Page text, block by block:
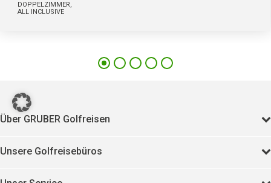
DOPPELZIMMER,
ALL INCLUSIVE
Über GRUBER Golfreisen
Unsere Golfreisebüros